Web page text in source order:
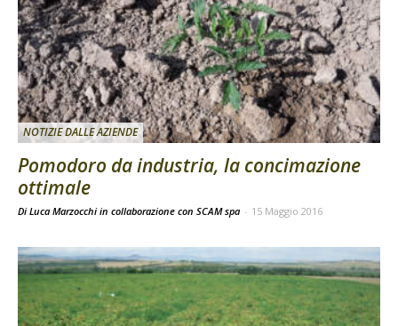
NOTIZIE DALLE AZIENDE
Pomodoro da industria, la concimazione
ottimale
Di Luca Marzocchi in collaborazione con SCAM spa - 15 Maggio 2016